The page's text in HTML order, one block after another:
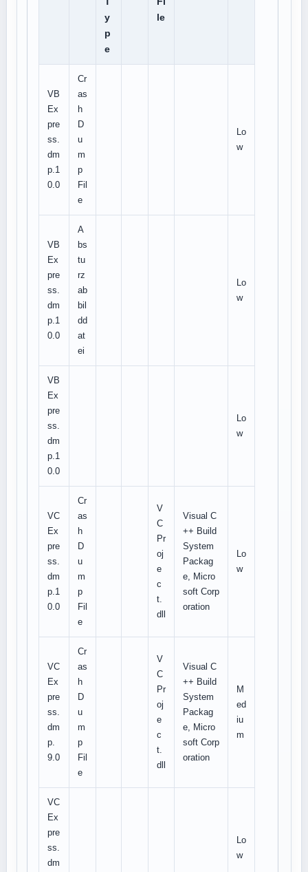
y
p
e
le
VB
Ex
pre
ss.
dm
p.1
0.0
Cr
as
h
D
u
m
p
Fil
e
Lo
w
VB
Ex
pre
ss.
dm
p.1
0.0
A
bs
tu
rz
ab
bil
dd
at
ei
Lo
w
VB
Ex
pre
ss.
dm
p.1
0.0
Lo
w
VC
Ex
pre
ss.
dm
p.1
0.0
Cr
as
h
D
u
m
p
Fil
e
V
C
Pr
oj
e
c
t.
dll
Visual C
++ Build
System
Packag
e, Micro
soft Corp
oration
Lo
w
VC
Ex
pre
ss.
dm
p.
9.0
Cr
as
h
D
u
m
p
Fil
e
V
C
Pr
oj
e
c
t.
dll
Visual C
++ Build
System
Packag
e, Micro
soft Corp
oration
M
ed
iu
m
VC
Ex
pre
ss.
dm
Lo
w